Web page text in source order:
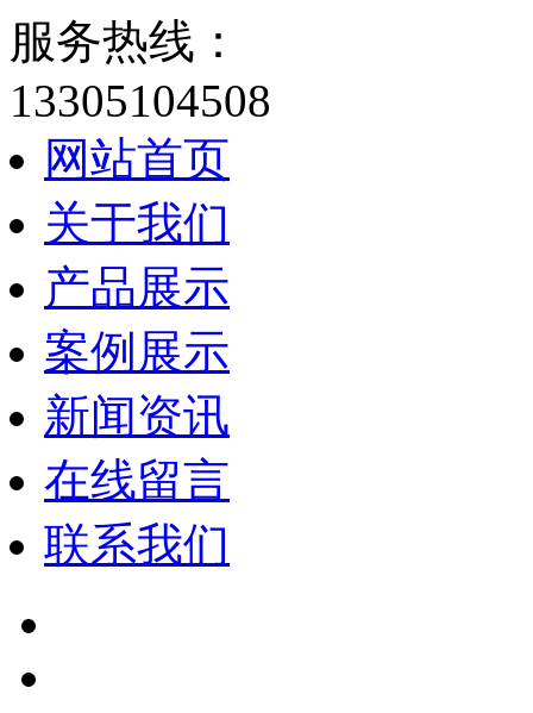
服务热线：
13305104508
网站首页
关于我们
产品展示
案例展示
新闻资讯
在线留言
联系我们